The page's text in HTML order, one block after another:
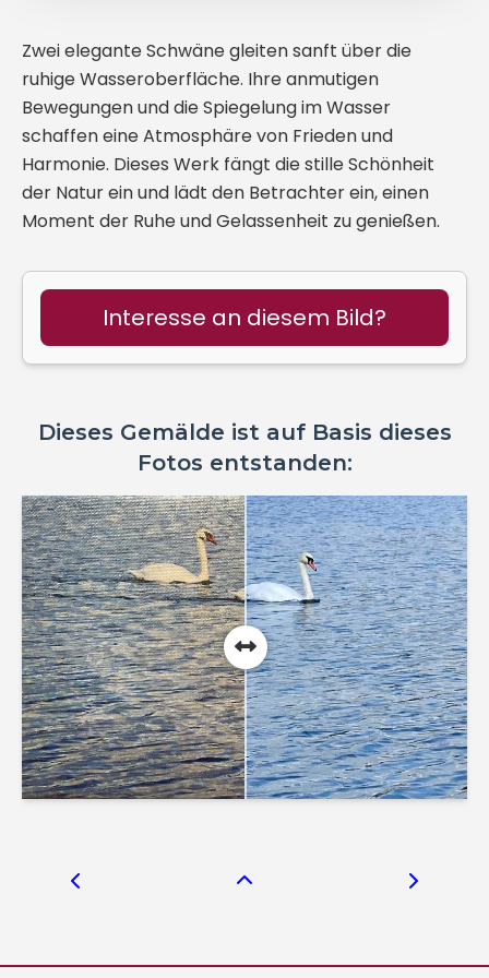
Zwei elegante Schwäne gleiten sanft über die
ruhige Wasseroberfläche. Ihre anmutigen
Bewegungen und die Spiegelung im Wasser
schaffen eine Atmosphäre von Frieden und
Harmonie. Dieses Werk fängt die stille Schönheit
der Natur ein und lädt den Betrachter ein, einen
Moment der Ruhe und Gelassenheit zu genießen.
Interesse an diesem Bild?
Dieses Gemälde ist auf Basis dieses
Fotos entstanden: